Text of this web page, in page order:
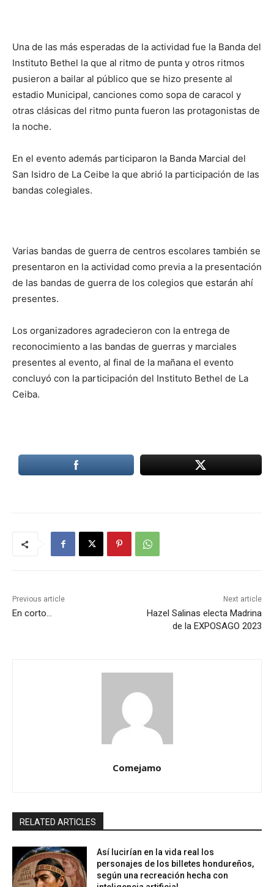
Una de las más esperadas de la actividad fue la Banda del
Instituto Bethel la que al ritmo de punta y otros ritmos
pusieron a bailar al público que se hizo presente al
estadio Municipal, canciones como sopa de caracol y
otras clásicas del ritmo punta fueron las protagonistas de
la noche.
En el evento además participaron la Banda Marcial del
San Isidro de La Ceibe la que abrió la participación de las
bandas colegiales.
Varias bandas de guerra de centros escolares también se
presentaron en la actividad como previa a la presentación
de las bandas de guerra de los colegios que estarán ahí
presentes.
Los organizadores agradecieron con la entrega de
reconocimiento a las bandas de guerras y marciales
presentes al evento, al final de la mañana el evento
concluyó con la participación del Instituto Bethel de La
Ceiba.
Previous article
En corto…
Next article
Hazel Salinas electa Madrina
de la EXPOSAGO 2023
Comejamo
RELATED ARTICLES
Así lucirían en la vida real los
personajes de los billetes hondureños,
según una recreación hecha con